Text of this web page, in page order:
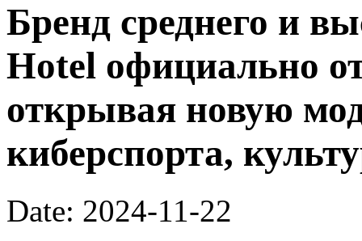
Бренд среднего и
Hotel официально
открывая новую
киберспорта,
Date: 2024-11-22